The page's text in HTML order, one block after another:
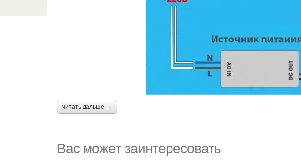
читать дальше →
Вас может заинтересовать